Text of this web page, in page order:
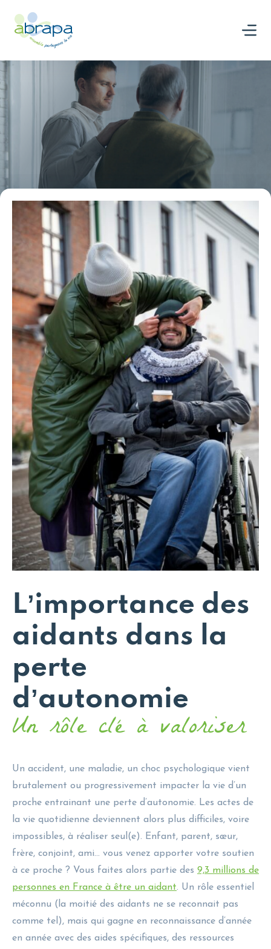
Lʼimportance des
aidants dans la
perte
dʼautonomie
Un rôle clé à valoriser
Un accident, une maladie, un choc psychologique vient
brutalement ou progressivement impacter la vie d’un
proche entrainant une perte d’autonomie. Les actes de
la vie quotidienne deviennent alors plus difficiles, voire
impossibles, à réaliser seul(e). Enfant, parent, sœur,
frère, conjoint, ami… vous venez apporter votre soutien
à ce proche ? Vous faites alors partie des 9,3 millions de
personnes en France à être un aidant. Un rôle essentiel
méconnu (la moitié des aidants ne se reconnait pas
comme tel), mais qui gagne en reconnaissance d’année
en année avec des aides spécifiques, des ressources